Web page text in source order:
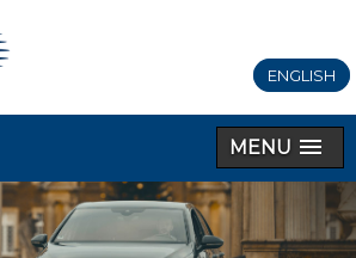
ENGLISH
MENU